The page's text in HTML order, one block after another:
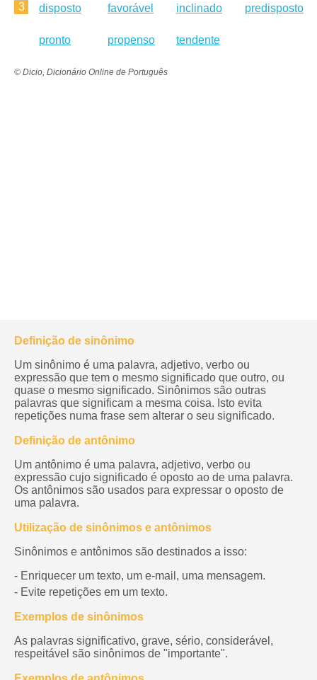
3 disposto favorável inclinado predisposto
pronto propenso tendente
© Dicio, Dicionário Online de Português
Definição de sinônimo
Um sinônimo é uma palavra, adjetivo, verbo ou
expressão que tem o mesmo significado que outro, ou
quase o mesmo significado. Sinônimos são outras
palavras que significam a mesma coisa. Isto evita
repetições numa frase sem alterar o seu significado.
Definição de antônimo
Um antônimo é uma palavra, adjetivo, verbo ou
expressão cujo significado é oposto ao de uma palavra.
Os antônimos são usados para expressar o oposto de
uma palavra.
Utilização de sinônimos e antônimos
Sinônimos e antônimos são destinados a isso:
- Enriquecer um texto, um e-mail, uma mensagem.
- Evite repetições em um texto.
Exemplos de sinônimos
As palavras significativo, grave, sério, considerável,
respeitável são sinônimos de "importante".